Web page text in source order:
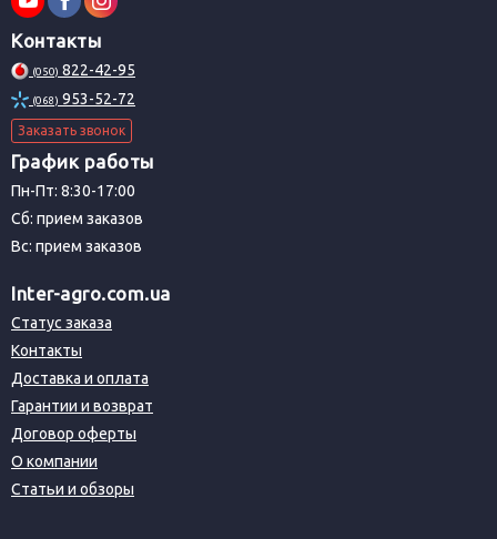
Контакты
(050) 822-42-95
(068) 953-52-72
Заказать звонок
График работы
Пн-Пт: 8:30-17:00
Сб: прием заказов
Вс: прием заказов
Inter-agro.com.ua
Статус заказа
Контакты
Доставка и оплата
Гарантии и возврат
Договор оферты
О компании
Статьи и обзоры